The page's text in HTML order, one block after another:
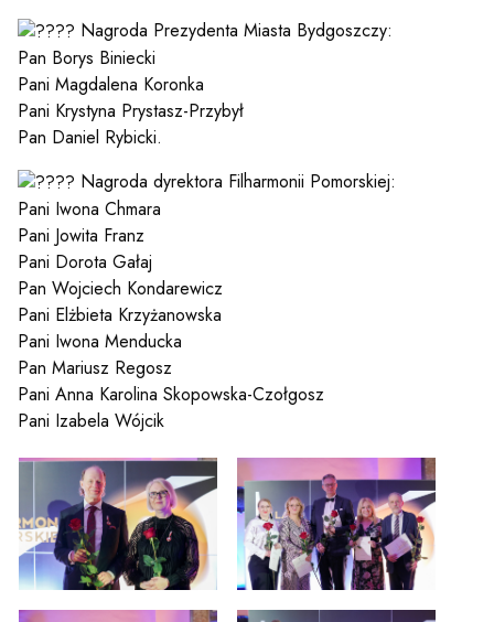
Nagroda Prezydenta Miasta Bydgoszczy:
Pan Borys Biniecki
Pani Magdalena Koronka
Pani Krystyna Prystasz-Przybył
Pan Daniel Rybicki.
Nagroda dyrektora Filharmonii Pomorskiej:
Pani Iwona Chmara
Pani Jowita Franz
Pani Dorota Gałaj
Pan Wojciech Kondarewicz
Pani Elżbieta Krzyżanowska
Pani Iwona Menducka
Pan Mariusz Regosz
Pani Anna Karolina Skopowska-Czołgosz
Pani Izabela Wójcik